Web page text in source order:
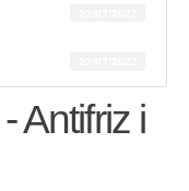
Antifriz i